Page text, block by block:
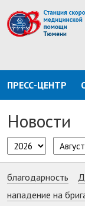
ПРЕСС-ЦЕНТР
Новости
благодарность
нападение на